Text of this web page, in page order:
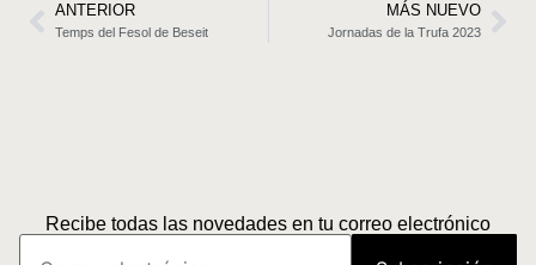
ANTERIOR
Temps del Fesol de Beseit
MÁS NUEVO
Jornadas de la Trufa 2023
Recibe todas las novedades en tu correo electrónico